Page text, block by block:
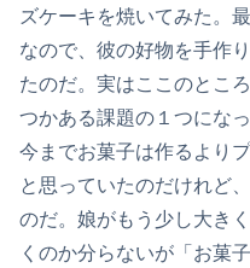
ズケーキを焼いてみた。
なので、彼の好物を手作
たのだ。実はここのとこ
つかある課題の１つになっ
今までお菓子は作るより
と思っていたのだけれど
のだ。娘がもう少し大き
くのか分らないが「お菓